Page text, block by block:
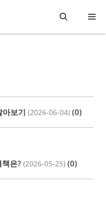
메
아보기 (2026-06-04) (0)
은? (2026-05-25) (0)